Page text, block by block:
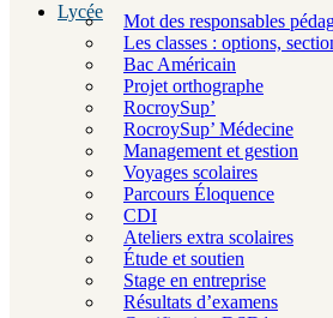
Lycée
Mot des responsables
Les classes : options,
Bac Américain
Projet orthographe
RocroySup’
RocroySup’ Médecine
Management et gestion
Voyages scolaires
Parcours Éloquence
CDI
Ateliers extra scolaires
Étude et soutien
Stage en entreprise
Résultats d’examens